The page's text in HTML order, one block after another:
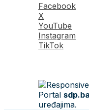
Facebook
X
YouTube
Instagram
TikTok
Portal sdp.ba
uređajima.